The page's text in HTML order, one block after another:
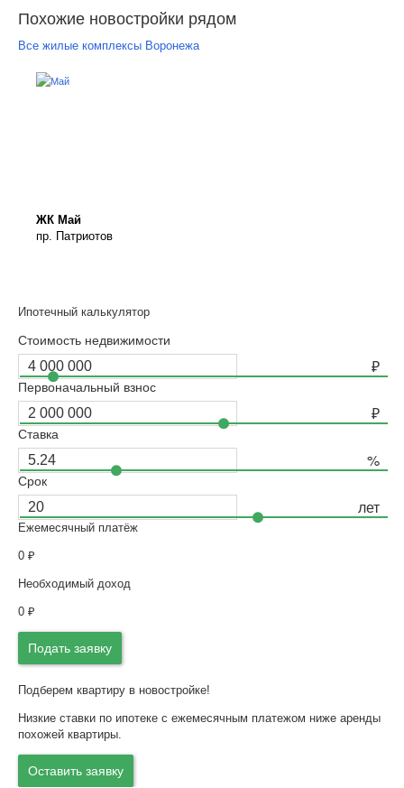
Похожие новостройки рядом
Все жилые комплексы Воронежа
ЖК Май
пр. Патриотов
Ипотечный калькулятор
Стоимость недвижимости
Первоначальный взнос
Ставка
Срок
Ежемесячный платёж
0 ₽
Необходимый доход
0 ₽
Подать заявку
Подберем квартиру в новостройке!
Низкие ставки по ипотеке с ежемесячным платежом ниже аренды
похожей квартиры.
Оставить заявку